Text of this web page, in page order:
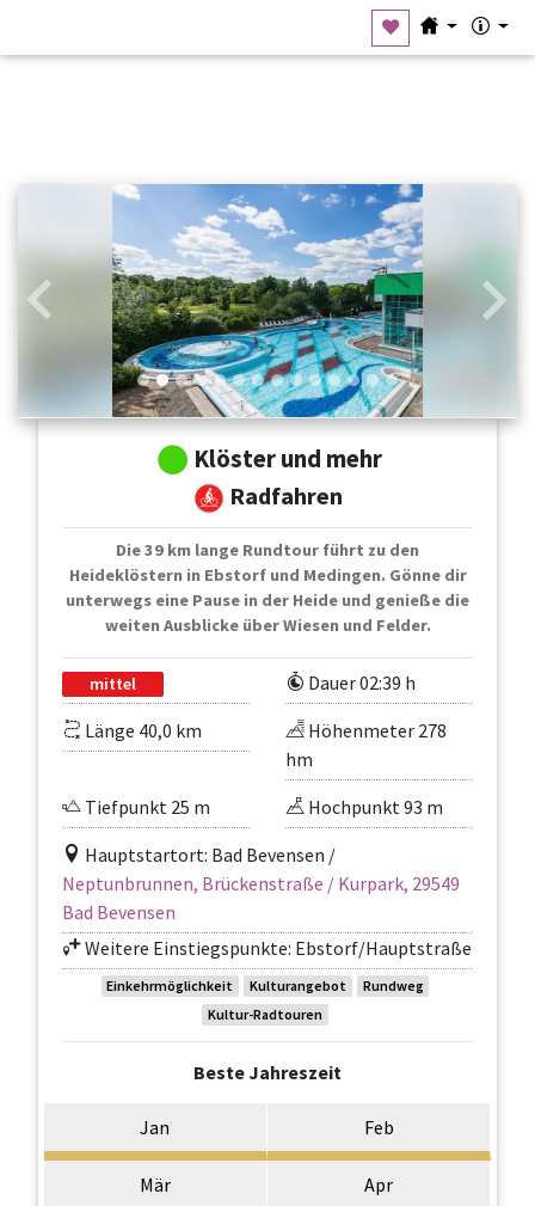
Zurück
Klöster und mehr
Radfahren
Die 39 km lange Rundtour führt zu den
Heideklöstern in Ebstorf und Medingen. Gönne dir
unterwegs eine Pause in der Heide und genieße die
weiten Ausblicke über Wiesen und Felder.
mittel
Dauer 02:39 h
Länge 40,0 km
Höhenmeter 278
hm
Tiefpunkt 25 m
Hochpunkt 93 m
Hauptstartort: Bad Bevensen /
Neptunbrunnen, Brückenstraße / Kurpark, 29549
Bad Bevensen
Weitere Einstiegspunkte: Ebstorf/Hauptstraße
Einkehrmöglichkeit Kulturangebot
Rundweg
Kultur-Radtouren
Beste Jahreszeit
Jan Feb
Mär Apr